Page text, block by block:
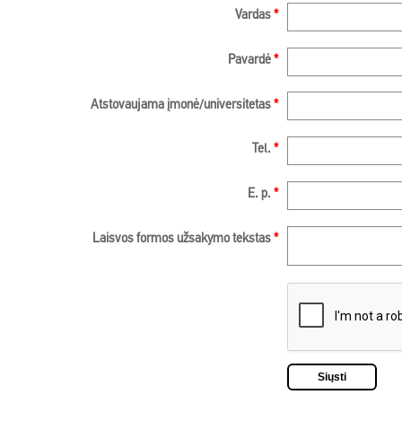
Vardas *
Pavardė *
Atstovaujama įmonė/universitetas *
Tel. *
E. p. *
Laisvos formos užsakymo tekstas *